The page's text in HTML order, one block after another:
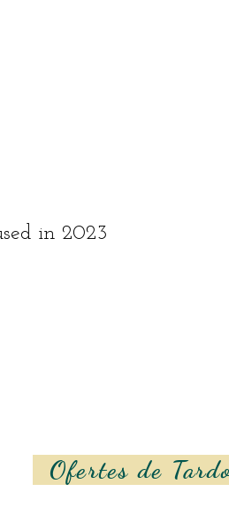
in 2023
Ofertes de